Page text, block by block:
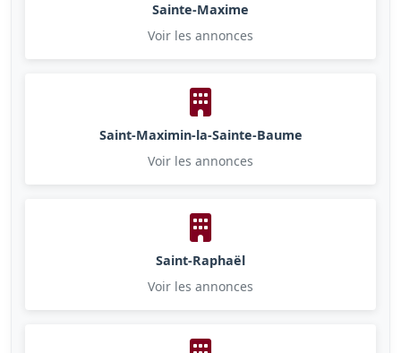
Sainte-Maxime
Voir les annonces
Saint-Maximin-la-Sainte-Baume
Voir les annonces
Saint-Raphaël
Voir les annonces